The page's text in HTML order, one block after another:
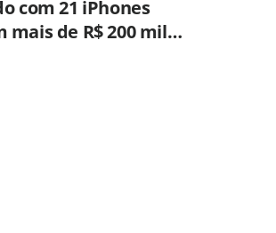
com 21 iPhones
mais de R$ 200 mil